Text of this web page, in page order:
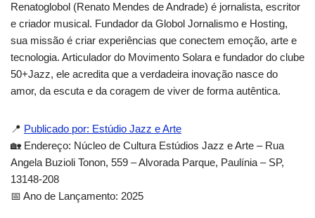
Renatoglobol (Renato Mendes de Andrade) é jornalista, escritor
e criador musical. Fundador da Globol Jornalismo e Hosting,
sua missão é criar experiências que conectem emoção, arte e
tecnologia. Articulador do Movimento Solara e fundador do clube
50+Jazz, ele acredita que a verdadeira inovação nasce do
amor, da escuta e da coragem de viver de forma autêntica.
📍 Publicado por: Estúdio Jazz e Arte
🏡 Endereço: Núcleo de Cultura Estúdios Jazz e Arte – Rua
Angela Buzioli Tonon, 559 – Alvorada Parque, Paulínia – SP,
13148-208
📅 Ano de Lançamento: 2025